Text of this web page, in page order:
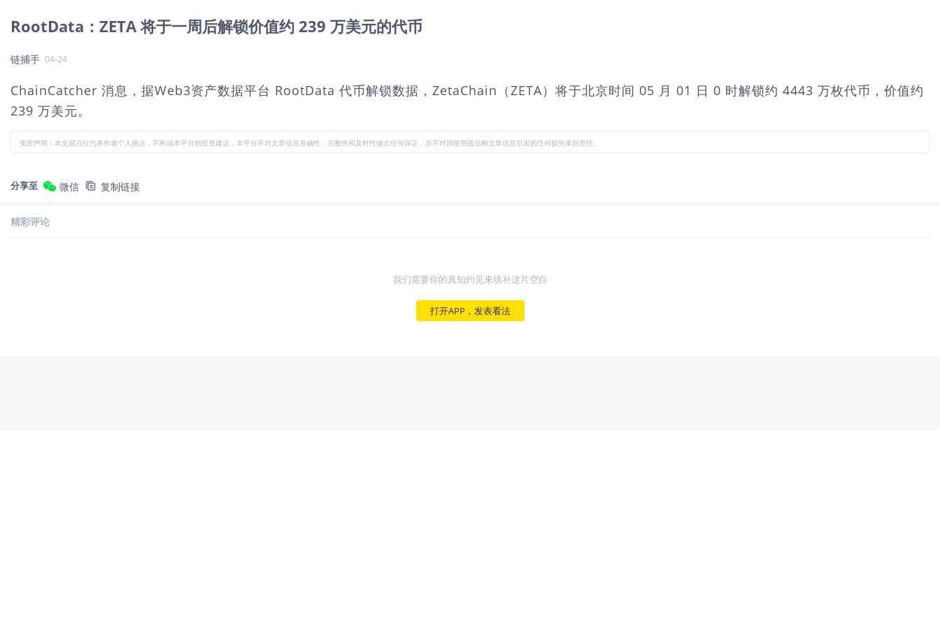
RootData：ZETA 将于一周后解锁价值约 239 万美元的代币
链捕手 04-24
ChainCatcher 消息，据Web3资产数据平台 RootData 代币解锁数据，ZetaChain（ZETA）将于北京时间 05 月 01 日 0 时解锁约 4443 万枚代币，价值约
239 万美元。
免责声明：本文观点仅代表作者个人观点，不构成本平台的投资建议，本平台不对文章信息准确性、完整性和及时性做出任何保证，亦不对因使用或信赖文章信息引发的任何损失承担责任。
分享至 微信 复制链接
精彩评论
我们需要你的真知灼见来填补这片空白
打开APP，发表看法